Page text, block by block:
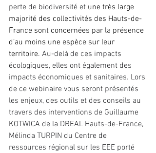
perte de biodiversité et une très large
majorité des collectivités des Hauts-de-
France sont concernées par la présence
d’au moins une espèce sur leur
territoire. Au-delà de ces impacts
écologiques, elles ont également des
impacts économiques et sanitaires. Lors
de ce webinaire vous seront présentés
les enjeux, des outils et des conseils au
travers des interventions de Guillaume
KOTWICA de la DREAL Hauts-de-France,
Mélinda TURPIN du Centre de
ressources régional sur les EEE porté